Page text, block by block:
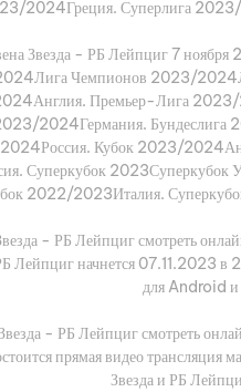
2024Греция. Суперлига
Звезда - РБ Лейпциг 7
Чемпионов 2023/
Премьер-Лига
2024Германия.
Кубок 2023/
Суперкубок
2022/2023Италия.
- РБ Лейпциг смотреть
Лейпциг начнется 07.11.2023
для Android и
- РБ Лейпциг смотреть
прямая видео трансляция
Звезда и РБ